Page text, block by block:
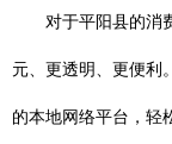
对于平阳县的消
元、更透明、更便利
的本地网络平台，轻